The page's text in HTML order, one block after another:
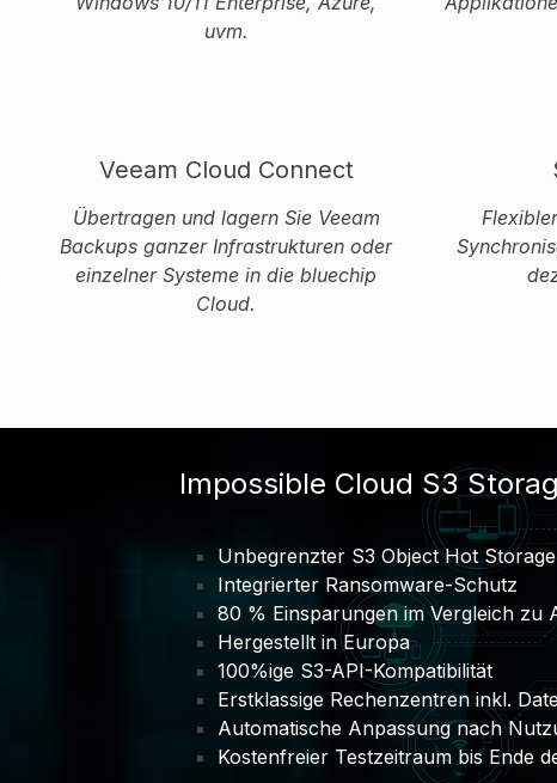
uvm.
Veeam Cloud Connect
Übertragen und lagern Sie Veeam
Backups ganzer Infrastrukturen oder
einzelner Systeme in die bluechip
Cloud.
Impossible Cloud S3
Unbegrenzter S3 Object Hot Storage
Integrierter Ransomware-Schutz
80 % Einsparungen im Vergleich zu
Hergestellt in Europa
100%ige S3-API-Kompatibilität
Erstklassige Rechenzentren inkl.
Automatische Anpassung nach
Kostenfreier Testzeitraum bis Ende